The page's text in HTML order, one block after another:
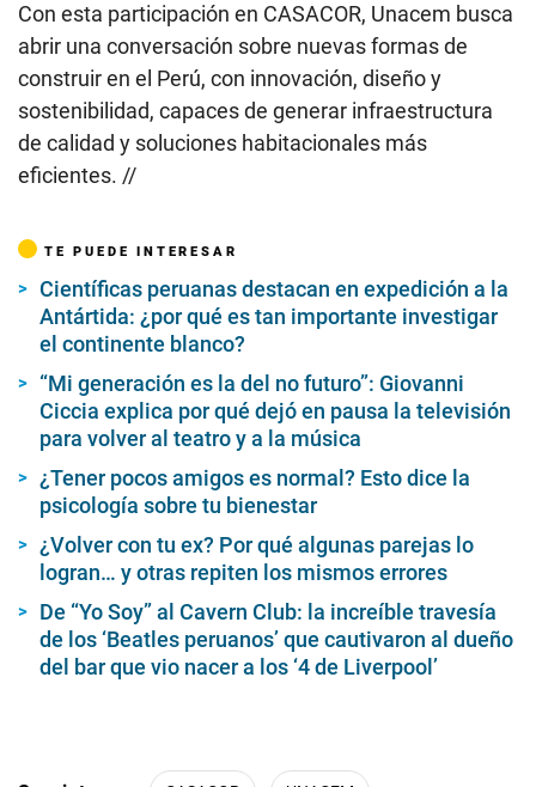
Con esta participación en CASACOR, Unacem busca
abrir una conversación sobre nuevas formas de
construir en el Perú, con innovación, diseño y
sostenibilidad, capaces de generar infraestructura
de calidad y soluciones habitacionales más
eficientes. //
TE PUEDE INTERESAR
Científicas peruanas destacan en expedición a la
Antártida: ¿por qué es tan importante investigar
el continente blanco?
“Mi generación es la del no futuro”: Giovanni
Ciccia explica por qué dejó en pausa la televisión
para volver al teatro y a la música
¿Tener pocos amigos es normal? Esto dice la
psicología sobre tu bienestar
¿Volver con tu ex? Por qué algunas parejas lo
logran… y otras repiten los mismos errores
De “Yo Soy” al Cavern Club: la increíble travesía
de los ‘Beatles peruanos’ que cautivaron al dueño
del bar que vio nacer a los ‘4 de Liverpool’